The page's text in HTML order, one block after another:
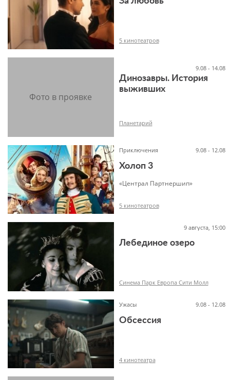
5 кинотеатров
9.08 - 14.08
Динозавры. История
выживших
Планетарий
Приключения 9.08 - 12.08
Холоп 3
«Централ Партнершип»
5 кинотеатров
9 августа, 15:00
Лебединое озеро
Синема Парк Европа Сити Молл
Ужасы 9.08 - 12.08
Обсессия
4 кинотеатра